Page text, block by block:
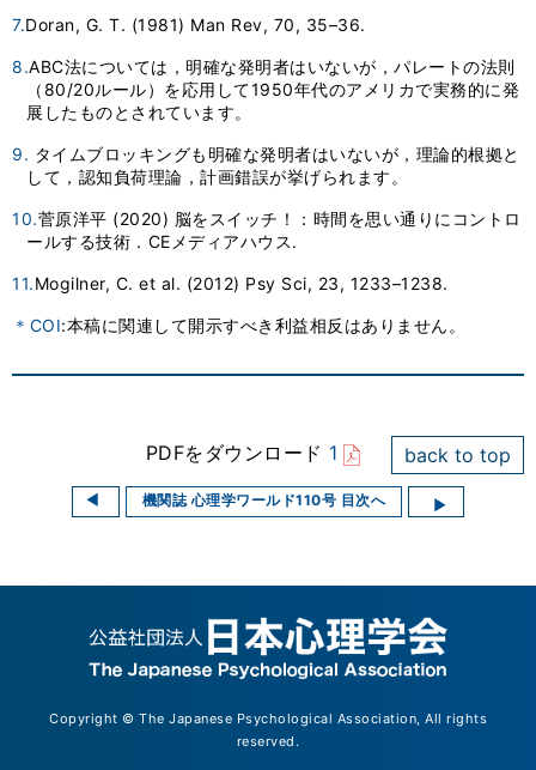
7.Doran, G. T. (1981) Man Rev, 70, 35–36.
8.ABC法については，明確な発明者はいないが，パレートの法則
（80/20ルール）を応用して1950年代のアメリカで実務的に発
展したものとされています。
9. タイムブロッキングも明確な発明者はいないが，理論的根拠と
して，認知負荷理論，計画錯誤が挙げられます。
10.菅原洋平 (2020) 脳をスイッチ！：時間を思い通りにコントロ
ールする技術．CEメディアハウス.
11.Mogilner, C. et al. (2012) Psy Sci, 23, 1233–1238.
＊COI:本稿に関連して開示すべき利益相反はありません。
PDFをダウンロード 1 back to top
機関誌 心理学ワールド110号 目次へ
Copyright © The Japanese Psychological Association, All rights
reserved.